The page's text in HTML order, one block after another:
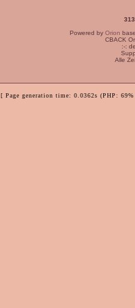
Powered by Orion
CBACK
:-:
Alle
[ Page generation time: 0.0362s (PHP: